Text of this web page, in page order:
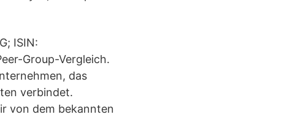
ISIN:
Group-Vergleich.
das
verbindet.
von dem bekannten